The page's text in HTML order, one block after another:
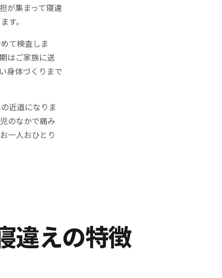
が集まって寝違
す。
て検査しま
はご家族に送
身体づくりまで
近道になりま
のなかで痛み
一人おひとり
違えの特徴